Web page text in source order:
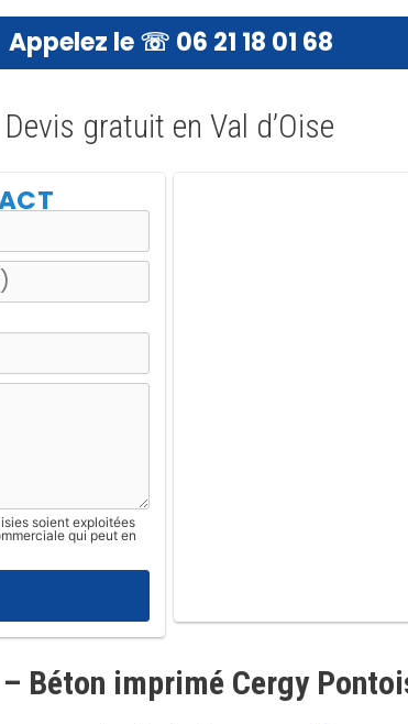
Appelez le ☏ 06 21 18 01 68
Devis gratuit en Val d’Oise
soient exploitées
qui peut en
Béton imprimé Cergy